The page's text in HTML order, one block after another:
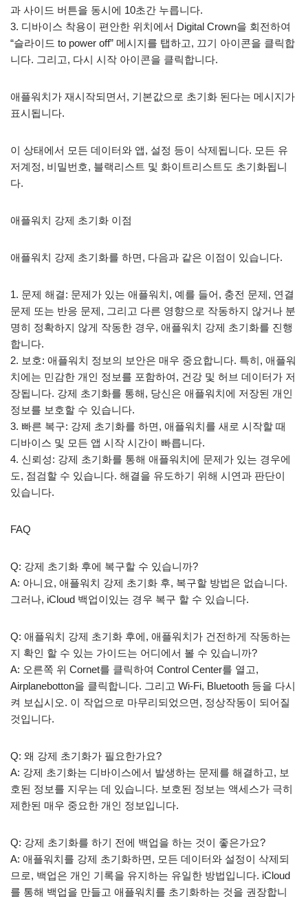
과 사이드 버튼을 동시에 10초간 누릅니다.
3. 디바이스 착용이 편안한 위치에서 Digital Crown을 회전하여
“슬라이드 to power off” 메시지를 탭하고, 끄기 아이콘을 클릭합
니다. 그리고, 다시 시작 아이콘을 클릭합니다.
애플워치가 재시작되면서, 기본값으로 초기화 된다는 메시지가
표시됩니다.
이 상태에서 모든 데이터와 앱, 설정 등이 삭제됩니다. 모든 유
저계정, 비밀번호, 블랙리스트 및 화이트리스트도 초기화됩니
다.
애플워치 강제 초기화 이점
애플워치 강제 초기화를 하면, 다음과 같은 이점이 있습니다.
1. 문제 해결: 문제가 있는 애플워치, 예를 들어, 충전 문제, 연결
문제 또는 반응 문제, 그리고 다른 영향으로 작동하지 않거나 분
명히 정확하지 않게 작동한 경우, 애플워치 강제 초기화를 진행
합니다.
2. 보호: 애플워치 정보의 보안은 매우 중요합니다. 특히, 애플워
치에는 민감한 개인 정보를 포함하여, 건강 및 허브 데이터가 저
장됩니다. 강제 초기화를 통해, 당신은 애플워치에 저장된 개인
정보를 보호할 수 있습니다.
3. 빠른 복구: 강제 초기화를 하면, 애플워치를 새로 시작할 때
디바이스 및 모든 앱 시작 시간이 빠릅니다.
4. 신뢰성: 강제 초기화를 통해 애플워치에 문제가 있는 경우에
도, 점검할 수 있습니다. 해결을 유도하기 위해 시연과 판단이
있습니다.
FAQ
Q: 강제 초기화 후에 복구할 수 있습니까?
A: 아니요, 애플워치 강제 초기화 후, 복구할 방법은 없습니다.
그러나, iCloud 백업이있는 경우 복구 할 수 있습니다.
Q: 애플워치 강제 초기화 후에, 애플워치가 건전하게 작동하는
지 확인 할 수 있는 가이드는 어디에서 볼 수 있습니까?
A: 오른쪽 위 Cornet를 클릭하여 Control Center를 열고,
Airplanebotton을 클릭합니다. 그리고 Wi-Fi, Bluetooth 등을 다시
켜 보십시오. 이 작업으로 마무리되었으면, 정상작동이 되어질
것입니다.
Q: 왜 강제 초기화가 필요한가요?
A: 강제 초기화는 디바이스에서 발생하는 문제를 해결하고, 보
호된 정보를 지우는 데 있습니다. 보호된 정보는 액세스가 극히
제한된 매우 중요한 개인 정보입니다.
Q: 강제 초기화를 하기 전에 백업을 하는 것이 좋은가요?
A: 애플워치를 강제 초기화하면, 모든 데이터와 설정이 삭제되
므로, 백업은 개인 기록을 유지하는 유일한 방법입니다. iCloud
를 통해 백업을 만들고 애플워치를 초기화하는 것을 권장합니